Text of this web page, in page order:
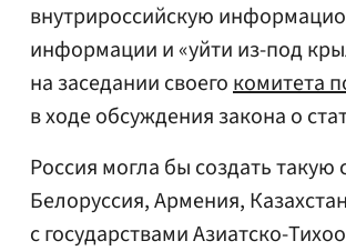
внутрироссийскую
информации и «уйти из-под
на заседании своегокомитета
в ходе обсуждения закона о
Россия могла бы создать
Белоруссия, Армения,
с государствами Азиатско-